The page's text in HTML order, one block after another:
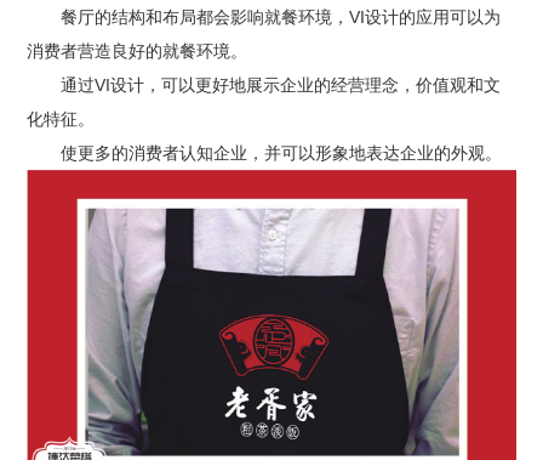
餐厅的结构和布局都会影响就餐环境，VI设计的应用可以为
消费者营造良好的就餐环境。
通过VI设计，可以更好地展示企业的经营理念，价值观和文
化特征。
使更多的消费者认知企业，并可以形象地表达企业的外观。